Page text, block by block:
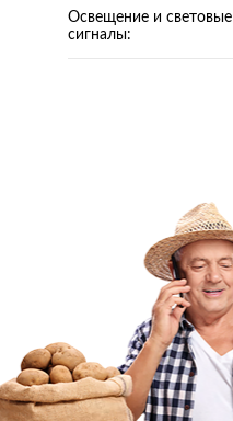
Освещение и световые
сигналы: